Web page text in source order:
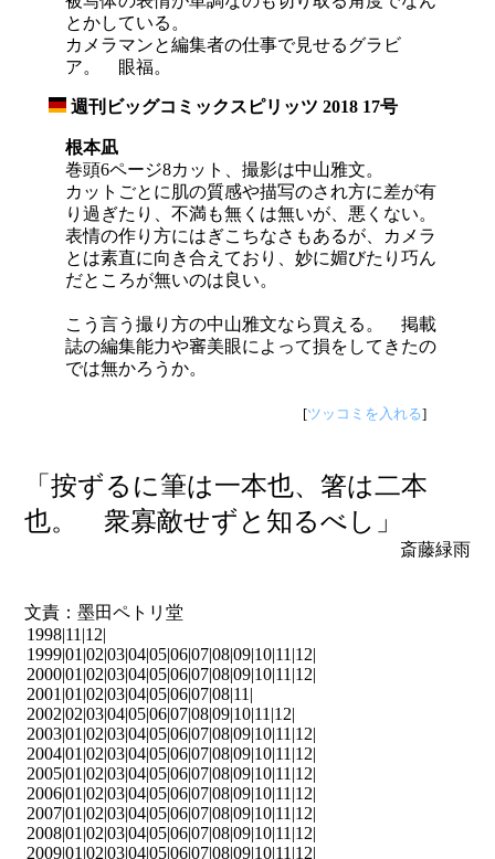
とかしている。
カメラマンと編集者の仕事で見せるグラビ
ア。 眼福。
週刊ビッグコミックスピリッツ 2018 17号
根本凪
巻頭6ページ8カット、撮影は中山雅文。
カットごとに肌の質感や描写のされ方に差が有
り過ぎたり、不満も無くは無いが、悪くない。
表情の作り方にはぎこちなさもあるが、カメラ
とは素直に向き合えており、妙に媚びたり巧ん
だところが無いのは良い。
こう言う撮り方の中山雅文なら買える。 掲載
誌の編集能力や審美眼によって損をしてきたの
では無かろうか。
[ツッコミを入れる]
「按ずるに筆は一本也、箸は二本
也。 衆寡敵せずと知るべし」
斎藤緑雨
文責：墨田ペトリ堂
1998|11 |12|
1999|01 |02|03|04|05|06|07|08|09|10|11 |12|
2000|01 |02|03|04|05|06|07|08|09|10|11 |12|
2001|01 |02|03|04|05|06|07|08|11 |
2002|02|03|04|05|06|07|08|09|10|11 |12|
2003|01 |02|03|04|05|06|07|08|09|10|11 |12|
2004|01 |02|03|04|05|06|07|08|09|10|11 |12|
2005|01 |02|03|04|05|06|07|08|09|10|11 |12|
2006|01 |02|03|04|05|06|07|08|09|10|11 |12|
2007|01 |02|03|04|05|06|07|08|09|10|11 |12|
2008|01 |02|03|04|05|06|07|08|09|10|11 |12|
2009|01 |02|03|04|05|06|07|08|09|10|11 |12|